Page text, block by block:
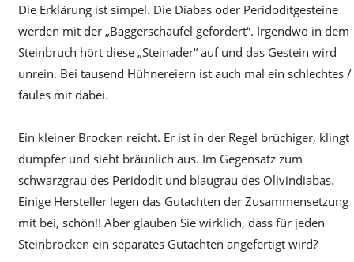
Die Erklärung ist simpel. Die Diabas oder Peridoditgesteine
werden mit der „Baggerschaufel gefördert“. Irgendwo in dem
Steinbruch hört diese „Steinader“ auf und das Gestein wird
unrein. Bei tausend Hühnereiern ist auch mal ein schlechtes /
faules mit dabei.
Ein kleiner Brocken reicht. Er ist in der Regel brüchiger, klingt
dumpfer und sieht bräunlich aus. Im Gegensatz zum
schwarzgrau des Peridodit und blaugrau des Olivindiabas.
Einige Hersteller legen das Gutachten der Zusammensetzung
mit bei, schön!! Aber glauben Sie wirklich, dass für jeden
Steinbrocken ein separates Gutachten angefertigt wird?